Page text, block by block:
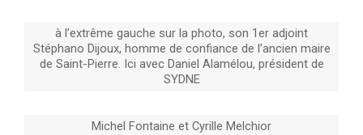
à l’extrême gauche sur la photo, son 1er adjoint
Stéphano Dijoux, homme de confiance de l’ancien maire
de Saint-Pierre. Ici avec Daniel Alamélou, président de
SYDNE
Michel Fontaine et Cyrille Melchior